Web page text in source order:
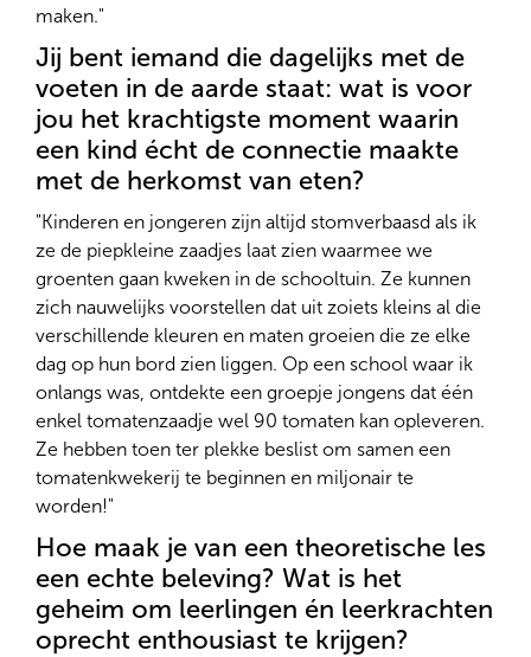
maken."
Jij bent iemand die dagelijks met de
voeten in de aarde staat: wat is voor
jou het krachtigste moment waarin
een kind écht de connectie maakte
met de herkomst van eten?
"Kinderen en jongeren zijn altijd stomverbaasd als ik
ze de piepkleine zaadjes laat zien waarmee we
groenten gaan kweken in de schooltuin. Ze kunnen
zich nauwelijks voorstellen dat uit zoiets kleins al die
verschillende kleuren en maten groeien die ze elke
dag op hun bord zien liggen. Op een school waar ik
onlangs was, ontdekte een groepje jongens dat één
enkel tomatenzaadje wel 90 tomaten kan opleveren.
Ze hebben toen ter plekke beslist om samen een
tomatenkwekerij te beginnen en miljonair te
worden!"
Hoe maak je van een theoretische les
een echte beleving? Wat is het
geheim om leerlingen én leerkrachten
oprecht enthousiast te krijgen?